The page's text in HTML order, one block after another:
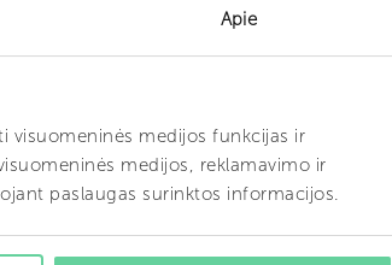
Apie
visuomeninės medijos funkcijas ir
medijos, reklamavimo ir
paslaugas surinktos informacijos.